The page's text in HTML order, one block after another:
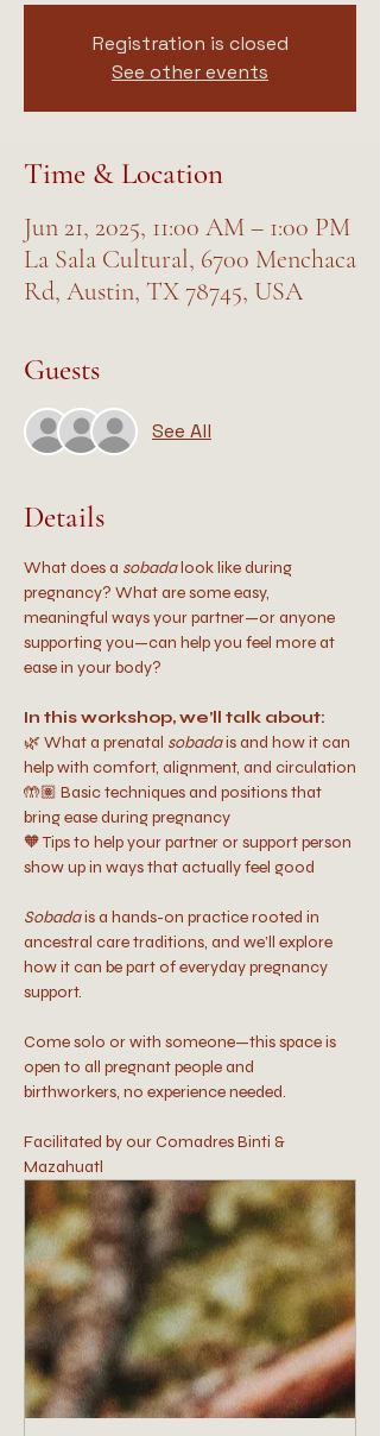
Registration is closed
See other events
Time & Location
Jun 21, 2025, 11:00 AM – 1:00 PM
La Sala Cultural, 6700 Menchaca
Rd, Austin, TX 78745, USA
Guests
See All
Details
What does a sobada look like during
pregnancy? What are some easy,
meaningful ways your partner—or anyone
supporting you—can help you feel more at
ease in your body?
In this workshop, we’ll talk about:
🌿 What a prenatal sobada is and how it can
help with comfort, alignment, and circulation
🤲🏽 Basic techniques and positions that
bring ease during pregnancy
🧡 Tips to help your partner or support person
show up in ways that actually feel good
Sobada is a hands-on practice rooted in
ancestral care traditions, and we’ll explore
how it can be part of everyday pregnancy
support.
Come solo or with someone—this space is
open to all pregnant people and
birthworkers, no experience needed.
Facilitated by our Comadres Binti &
Mazahuatl